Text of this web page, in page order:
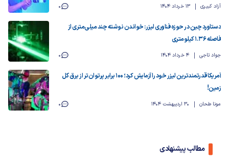
آزاد کبیری 13 خرداد 1404 0
دستاورد چین در حوزه فناوری لیزر: خواندن نوشته چند میلی‌متری از
فاصله 1.36 کیلومتری
جواد تاجی 4 خرداد 1404 0
آمریکا قدرتمندترین لیزر خود را آزمایش کرد؛ 100 برابر پرتوان‌تر از برق کل
زمین!
مونا طحان 30 اردیبهشت 1404 0
مطالب پیشنهادی